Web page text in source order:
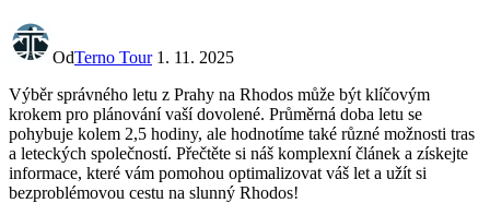
OdTerno Tour 1. 11. 2025
Výběr správného letu z Prahy na Rhodos může být klíčovým
krokem pro plánování vaší dovolené. Průměrná doba letu se
pohybuje kolem 2,5 hodiny, ale hodnotíme také různé možnosti tras
a leteckých společností. Přečtěte si náš komplexní článek a získejte
informace, které vám pomohou optimalizovat váš let a užít si
bezproblémovou cestu na slunný Rhodos!